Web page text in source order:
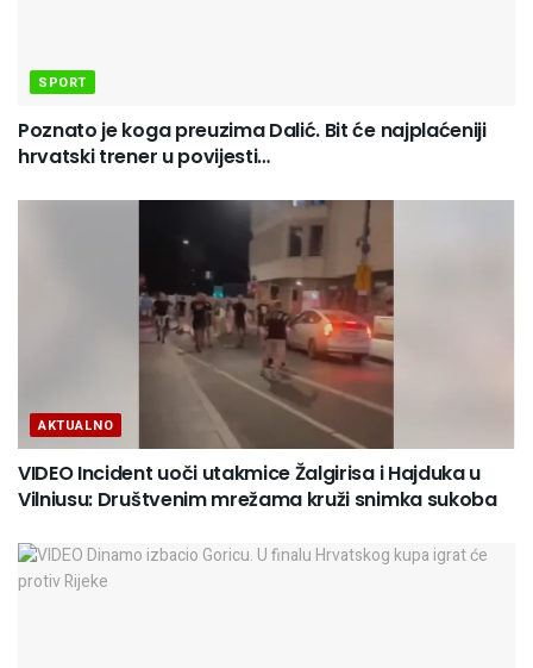
SPORT
Poznato je koga preuzima Dalić. Bit će najplaćeniji
hrvatski trener u povijesti…
AKTUALNO
VIDEO Incident uoči utakmice Žalgirisa i Hajduka u
Vilniusu: Društvenim mrežama kruži snimka sukoba